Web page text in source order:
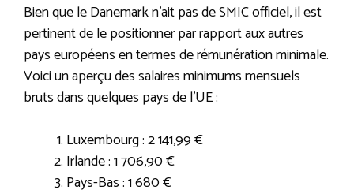
Bien que le Danemark n’ait pas de SMIC officiel, il est
pertinent de le positionner par rapport aux autres
pays européens en termes de rémunération minimale.
Voici un aperçu des salaires minimums mensuels
bruts dans quelques pays de l’UE :
Luxembourg : 2 141,99 €
Irlande : 1 706,90 €
Pays-Bas : 1 680 €